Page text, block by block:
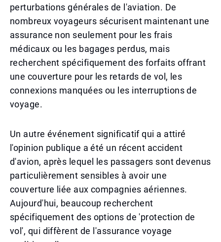
perturbations générales de l'aviation. De
nombreux voyageurs sécurisent maintenant une
assurance non seulement pour les frais
médicaux ou les bagages perdus, mais
recherchent spécifiquement des forfaits offrant
une couverture pour les retards de vol, les
connexions manquées ou les interruptions de
voyage.
Un autre événement significatif qui a attiré
l'opinion publique a été un récent accident
d'avion, après lequel les passagers sont devenus
particulièrement sensibles à avoir une
couverture liée aux compagnies aériennes.
Aujourd'hui, beaucoup recherchent
spécifiquement des options de 'protection de
vol', qui diffèrent de l'assurance voyage